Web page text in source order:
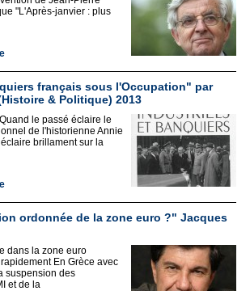
"L'Après-janvier : plus
français sous l'Occupation" par
& Politique) 2013
le passé éclaire le
de l'historienne Annie
brillament sur la
ordonnée de la zone euro ?" Jacques
dans la zone euro
En Grèce avec
suspension des
et de la